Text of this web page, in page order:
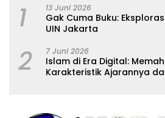
1 13 Juni 2026
Gak Cuma Buku:
UIN Jakarta
2 7 Juni 2026
Islam di Era Digital:
Karakteristik Ajarannya